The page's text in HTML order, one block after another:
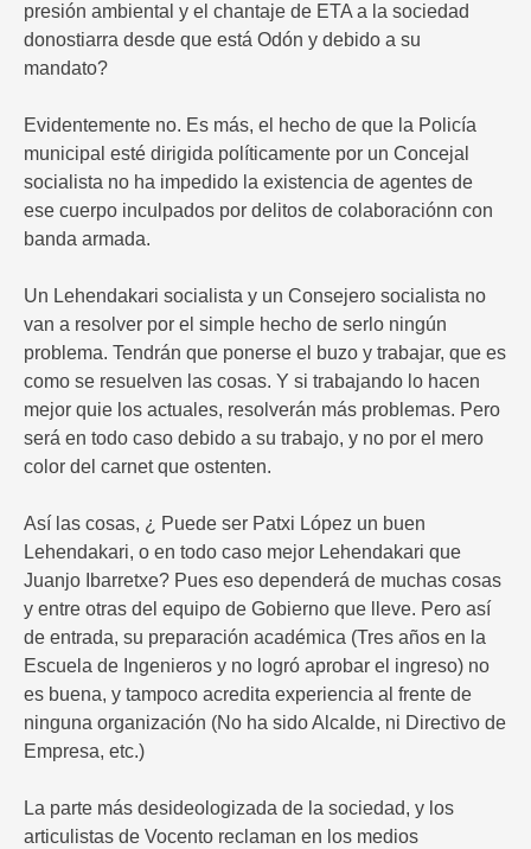
presión ambiental y el chantaje de ETA a la sociedad
donostiarra desde que está Odón y debido a su
mandato?
Evidentemente no. Es más, el hecho de que la Policía
municipal esté dirigida políticamente por un Concejal
socialista no ha impedido la existencia de agentes de
ese cuerpo inculpados por delitos de colaboraciónn con
banda armada.
Un Lehendakari socialista y un Consejero socialista no
van a resolver por el simple hecho de serlo ningún
problema. Tendrán que ponerse el buzo y trabajar, que es
como se resuelven las cosas. Y si trabajando lo hacen
mejor quie los actuales, resolverán más problemas. Pero
será en todo caso debido a su trabajo, y no por el mero
color del carnet que ostenten.
Así las cosas, ¿ Puede ser Patxi López un buen
Lehendakari, o en todo caso mejor Lehendakari que
Juanjo Ibarretxe? Pues eso dependerá de muchas cosas
y entre otras del equipo de Gobierno que lleve. Pero así
de entrada, su preparación académica (Tres años en la
Escuela de Ingenieros y no logró aprobar el ingreso) no
es buena, y tampoco acredita experiencia al frente de
ninguna organización (No ha sido Alcalde, ni Directivo de
Empresa, etc.)
La parte más desideologizada de la sociedad, y los
articulistas de Vocento reclaman en los medios